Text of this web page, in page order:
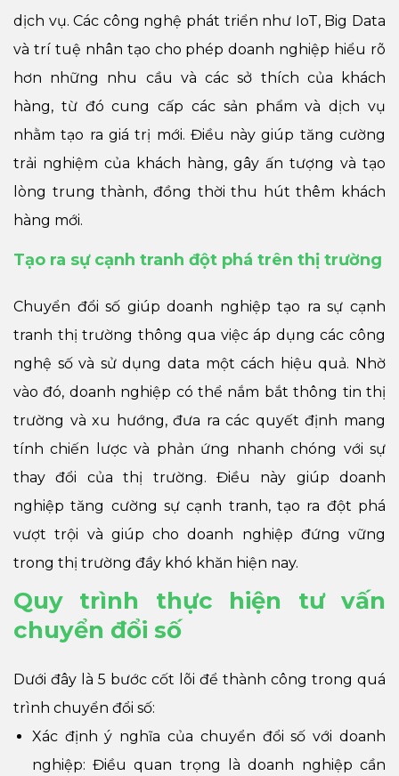
dịch vụ. Các công nghệ phát triển như IoT, Big Data
và trí tuệ nhân tạo cho phép doanh nghiệp hiểu rõ
hơn những nhu cầu và các sở thích của khách
hàng, từ đó cung cấp các sản phẩm và dịch vụ
nhằm tạo ra giá trị mới. Điều này giúp tăng cường
trải nghiệm của khách hàng, gây ấn tượng và tạo
lòng trung thành, đồng thời thu hút thêm khách
hàng mới.
Tạo ra sự cạnh tranh đột phá trên thị trường
Chuyển đổi số giúp doanh nghiệp tạo ra sự cạnh
tranh thị trường thông qua việc áp dụng các công
nghệ số và sử dụng data một cách hiệu quả. Nhờ
vào đó, doanh nghiệp có thể nắm bắt thông tin thị
trường và xu hướng, đưa ra các quyết định mang
tính chiến lược và phản ứng nhanh chóng với sự
thay đổi của thị trường. Điều này giúp doanh
nghiệp tăng cường sự cạnh tranh, tạo ra đột phá
vượt trội và giúp cho doanh nghiệp đứng vững
trong thị trường đầy khó khăn hiện nay.
Quy trình thực hiện tư vấn
chuyển đổi số
Dưới đây là 5 bước cốt lõi để thành công trong quá
trình chuyển đổi số:
Xác định ý nghĩa của chuyển đổi số với doanh
nghiệp: Điều quan trọng là doanh nghiệp cần